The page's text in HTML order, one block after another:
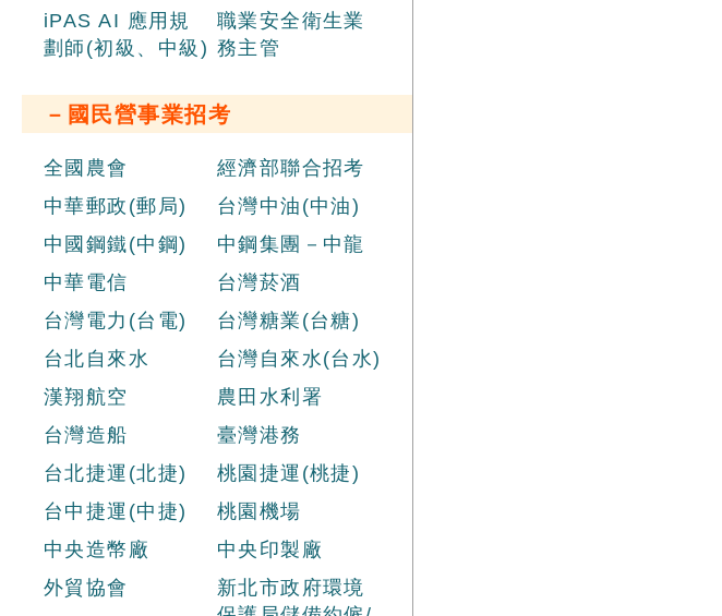
iPAS AI 應用規
劃師(初級、中級)
職業安全衛生業
務主管
－國民營事業招考
全國農會
經濟部聯合招考
中華郵政(郵局)
台灣中油(中油)
中國鋼鐵(中鋼)
中鋼集團－中龍
中華電信
台灣菸酒
台灣電力(台電)
台灣糖業(台糖)
台北自來水
台灣自來水(台水)
漢翔航空
農田水利署
台灣造船
臺灣港務
台北捷運(北捷)
桃園捷運(桃捷)
台中捷運(中捷)
桃園機場
中央造幣廠
中央印製廠
外貿協會
新北市政府環境